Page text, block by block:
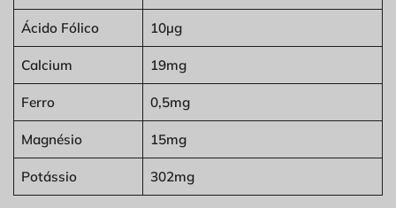
Ácido Fólico 10µg
Calcium 19mg
Ferro 0,5mg
Magnésio 15mg
Potássio 302mg